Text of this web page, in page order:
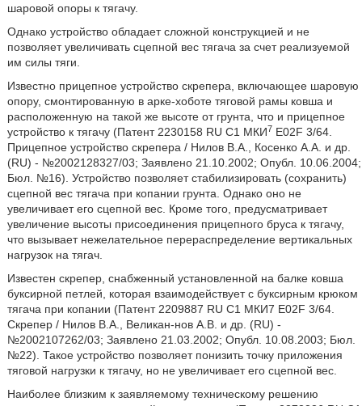
шаровой опоры к тягачу.
Однако устройство обладает сложной конструкцией и не
позволяет увеличивать сцепной вес тягача за счет реализуемой
им силы тяги.
Известно прицепное устройство скрепера, включающее шаровую
опору, смонтированную в арке-хоботе тяговой рамы ковша и
расположенную на такой же высоте от грунта, что и прицепное
устройство к тягачу (Патент 2230158 RU C1 МКИ7 E02F 3/64.
Прицепное устройство скрепера / Нилов В.А., Косенко А.А. и др.
(RU) - №2002128327/03; Заявлено 21.10.2002; Опубл. 10.06.2004;
Бюл. №16). Устройство позволяет стабилизировать (сохранить)
сцепной вес тягача при копании грунта. Однако оно не
увеличивает его сцепной вес. Кроме того, предусматривает
увеличение высоты присоединения прицепного бруса к тягачу,
что вызывает нежелательное перераспределение вертикальных
нагрузок на тягач.
Известен скрепер, снабженный установленной на балке ковша
буксирной петлей, которая взаимодействует с буксирным крюком
тягача при копании (Патент 2209887 RU С1 МКИ7 E02F 3/64.
Скрепер / Нилов В.А., Великан-нов А.В. и др. (RU) -
№2002107262/03; Заявлено 21.03.2002; Опубл. 10.08.2003; Бюл.
№22). Такое устройство позволяет понизить точку приложения
тяговой нагрузки к тягачу, но не увеличивает его сцепной вес.
Наиболее близким к заявляемому техническому решению